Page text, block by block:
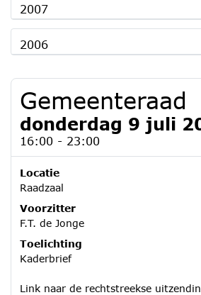
2007
2006
Gemeenteraad
donderdag 9 juli
16:00 - 23:00
Locatie
Raadzaal
Voorzitter
F.T. de Jonge
Toelichting
Kaderbrief
Link naar de rechtstreekse